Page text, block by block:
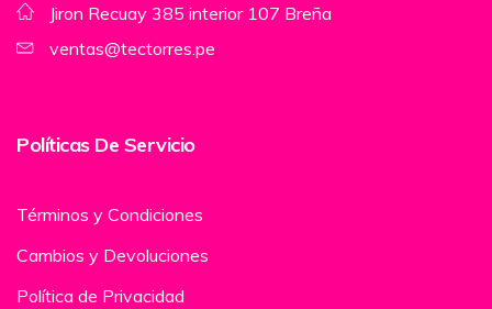
Jiron Recuay 385 interior 107 Breña
ventas@tectorres.pe
Políticas De Servicio
Términos y Condiciones
Cambios y Devoluciones
Política de Privacidad